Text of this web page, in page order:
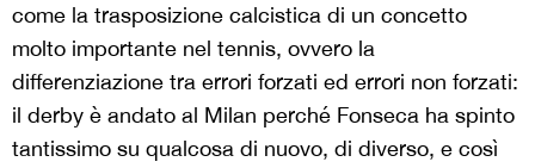
come la trasposizione calcistica di un concetto
molto importante nel tennis, ovvero la
differenziazione tra errori forzati ed errori non forzati:
il derby è andato al Milan perché Fonseca ha spinto
tantissimo su qualcosa di nuovo, di diverso, e così